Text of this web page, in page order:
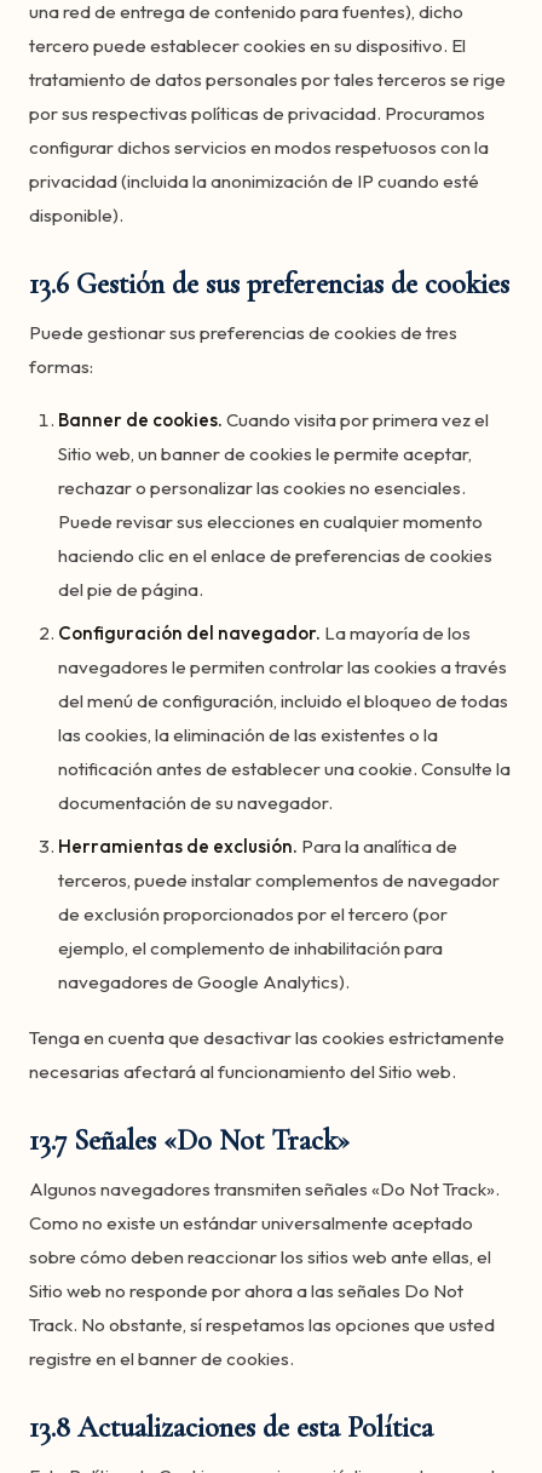
una red de entrega de contenido para fuentes), dicho
tercero puede establecer cookies en su dispositivo. El
tratamiento de datos personales por tales terceros se rige
por sus respectivas políticas de privacidad. Procuramos
configurar dichos servicios en modos respetuosos con la
privacidad (incluida la anonimización de IP cuando esté
disponible).
13.6 Gestión de sus preferencias de cookies
Puede gestionar sus preferencias de cookies de tres
formas:
Banner de cookies. Cuando visita por primera vez el
Sitio web, un banner de cookies le permite aceptar,
rechazar o personalizar las cookies no esenciales.
Puede revisar sus elecciones en cualquier momento
haciendo clic en el enlace de preferencias de cookies
del pie de página.
Configuración del navegador. La mayoría de los
navegadores le permiten controlar las cookies a través
del menú de configuración, incluido el bloqueo de todas
las cookies, la eliminación de las existentes o la
notificación antes de establecer una cookie. Consulte la
documentación de su navegador.
Herramientas de exclusión. Para la analítica de
terceros, puede instalar complementos de navegador
de exclusión proporcionados por el tercero (por
ejemplo, el complemento de inhabilitación para
navegadores de Google Analytics).
Tenga en cuenta que desactivar las cookies estrictamente
necesarias afectará al funcionamiento del Sitio web.
13.7 Señales «Do Not Track»
Algunos navegadores transmiten señales «Do Not Track».
Como no existe un estándar universalmente aceptado
sobre cómo deben reaccionar los sitios web ante ellas, el
Sitio web no responde por ahora a las señales Do Not
Track. No obstante, sí respetamos las opciones que usted
registre en el banner de cookies.
13.8 Actualizaciones de esta Política